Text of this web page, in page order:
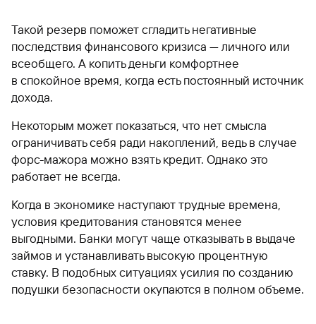
Такой резерв поможет сгладить негативные
последствия финансового кризиса — личного или
всеобщего. А копить деньги комфортнее
в спокойное время, когда есть постоянный источник
дохода.
Некоторым может показаться, что нет смысла
ограничивать себя ради накоплений, ведь в случае
форс-мажора можно взять кредит. Однако это
работает не всегда.
Когда в экономике наступают трудные времена,
условия кредитования становятся менее
выгодными. Банки могут чаще отказывать в выдаче
займов и устанавливать высокую процентную
ставку. В подобных ситуациях усилия по созданию
подушки безопасности окупаются в полном объеме.